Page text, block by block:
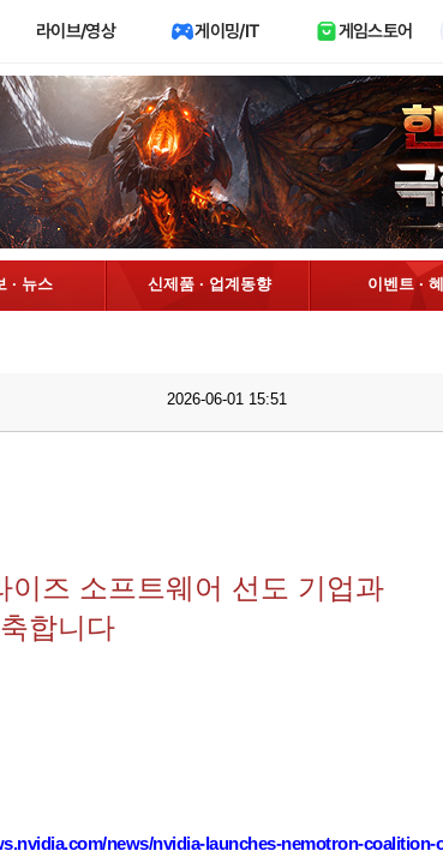
라이브/영상 게이밍/IT 게임스토어
· 뉴스 신제품 · 업계동향 이벤트 ·
2026-06-01 15:51
이즈 소프트웨어 선도 기업과
합니다
news/nvidia-launches-nemotron-coalition-